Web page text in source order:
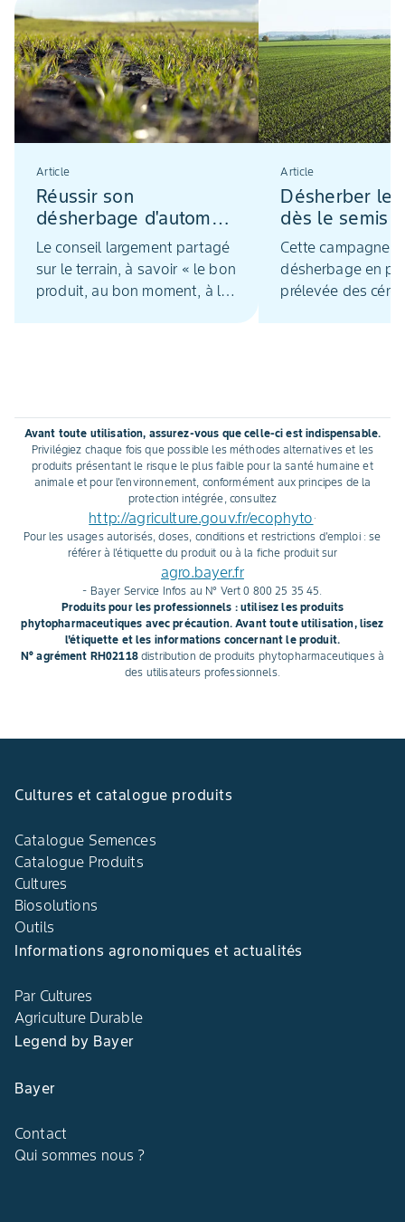
Article
Réussir son
désherbage d'automne
tout en préservant
l’environnement : les
paramètres à maîtriser
Le conseil largement partagé
sur le terrain, à savoir « le bon
produit, au bon moment, à la
herbicides dans le sol et de
maîtriser la qualité de la
pulvérisation pour un
désherbage durable, en toute
sécurité. Céline Ballesteros
donne des clés pour un
désherbage réussi, alliant
efficacité, optimisation des
coûts de traitement et
préservation de
l’environnement.
Article
Désherber
dès le semis
sécurité et
Cette campagne,
désherbage en
prélevée des
efficacité et
Exemple avec les
résultats d’essais
Mateno®.
Avant toute utilisation, assurez-vous que celle-ci est indispensable.
Privilégiez chaque fois que possible les méthodes alternatives et les
produits présentant le risque le plus faible pour la santé humaine et
animale et pour l'environnement, conformément aux principes de la
protection intégrée, consultez
http://agriculture.gouv.fr/ecophyto .
Pour les usages autorisés, doses, conditions et restrictions d'emploi : se
référer à l'étiquette du produit ou à la fiche produit sur
agro.bayer.fr
- Bayer Service Infos au N° Vert 0 800 25 35 45.
Produits pour les professionnels : utilisez les produits
phytopharmaceutiques avec précaution. Avant toute utilisation, lisez
l'étiquette et les informations concernant le produit.
N° agrément RH02118distribution de produits phytopharmaceutiques à
des utilisateurs professionnels.
Cultures et catalogue produits
Catalogue Semences
Catalogue Produits
Cultures
Biosolutions
Outils
Informations agronomiques et actualités
Par Cultures
Agriculture Durable
Legend by Bayer
Bayer
Contact
Qui sommes nous ?